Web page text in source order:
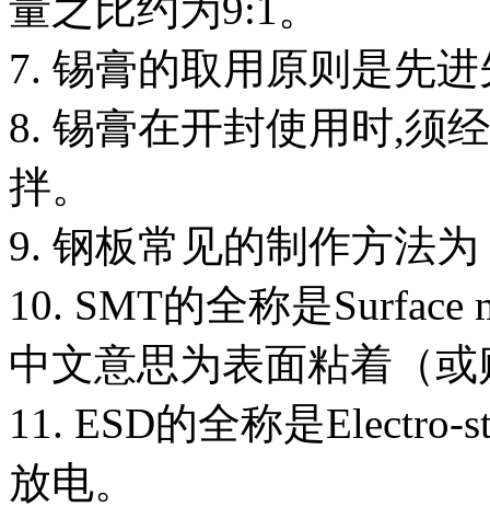
7. 锡膏的取用原则是先
8. 锡膏在开封使用时,须
拌。
9. 钢板常见的制作方法
10. SMT的全称是Surface
中文意思为表面粘着（
11. ESD的全称是Electro-
放电。